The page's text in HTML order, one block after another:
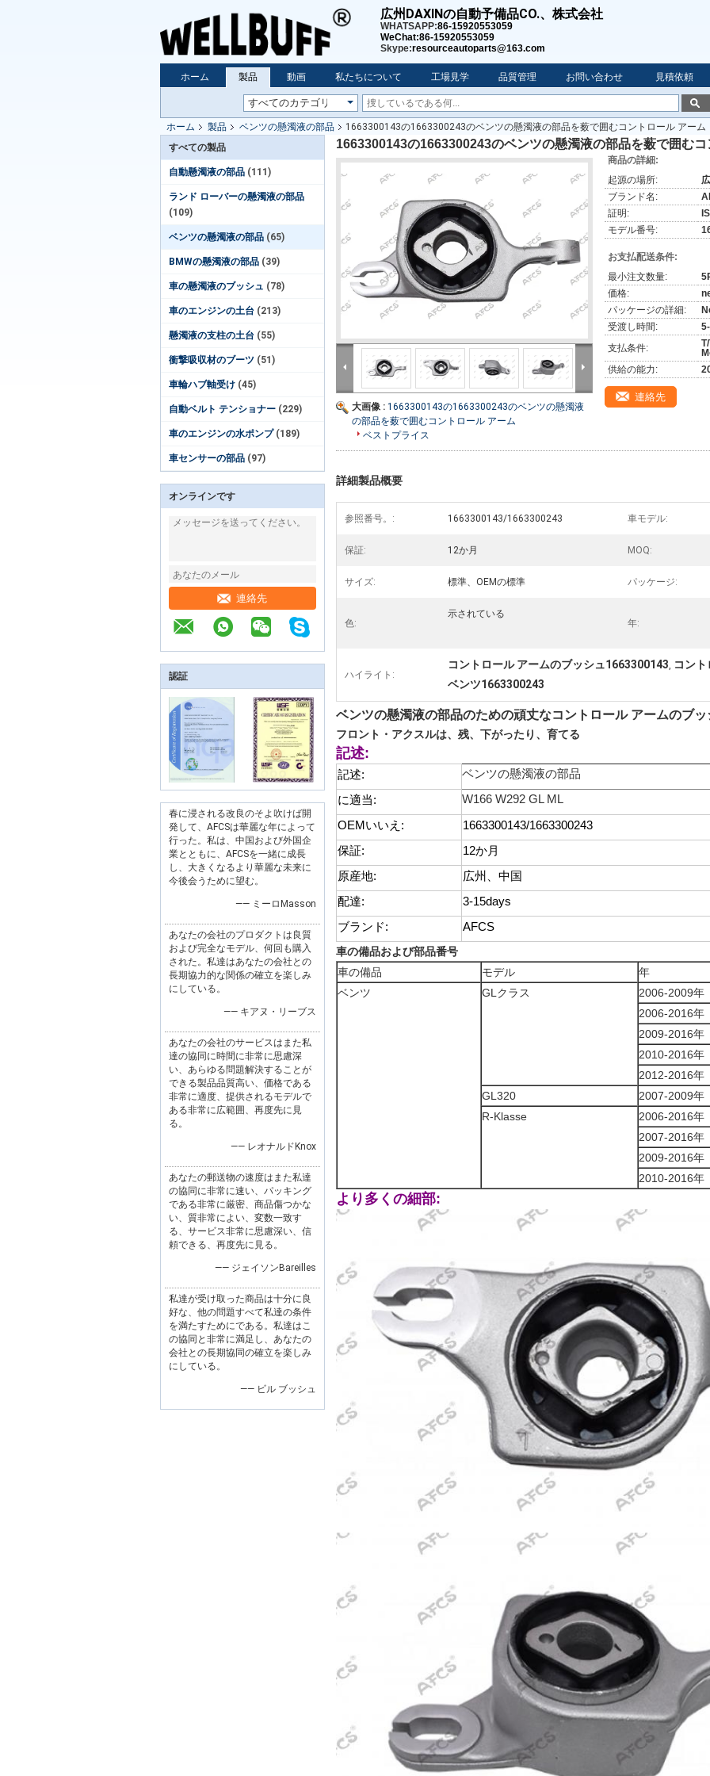
広州DAXINの自動予備品CO.、株式会社
WHATSAPP:86-15920553059
WeChat:86-15920553059
Skype:resourceautoparts@163.com
ホーム 製品 動画 私たちについて 工場見学 品質管理 お問い合わせ 見積依頼
ホーム 製品 ベンツの懸濁液の部品
1663300143の1663300243のベンツの懸濁液の部品を薮で囲むコントロール アーム
すべての製品
自動懸濁液の部品 (111)
ランド ローバーの懸濁液の部品
(109)
ベンツの懸濁液の部品 (65)
BMWの懸濁液の部品 (39)
車の懸濁液のブッシュ (78)
車のエンジンの土台 (213)
懸濁液の支柱の土台 (55)
衝撃吸収材のブーツ (51)
車輪ハブ軸受け (45)
自動ベルト テンショナー (229)
車のエンジンの水ポンプ (189)
車センサーの部品 (97)
オンラインです
連絡先
認証
春に浸される改良のそよ吹けば開
発して、AFCSは華麗な年によって
行った。私は、中国および外国企
業とともに、AFCSを一緒に成長
し、大きくなるより華麗な未来に
今後会うために望む。
—— ミーロMasson
あなたの会社のプロダクトは良質
および完全なモデル、何回も購入
された。私達はあなたの会社との
長期協力的な関係の確立を楽しみ
にしている。
—— キアヌ・リーブス
あなたの会社のサービスはまた私
達の協同に時間に非常に思慮深
い、あらゆる問題解決することが
できる製品品質高い、価格である
非常に適度、提供されるモデルで
ある非常に広範囲、再度先に見
る。
—— レオナルドKnox
あなたの郵送物の速度はまた私達
の協同に非常に速い、パッキング
である非常に厳密、商品傷つかな
い、質非常によい、変数一致す
る、サービス非常に思慮深い、信
頼できる、再度先に見る。
—— ジェイソンBareilles
私達が受け取った商品は十分に良
好な、他の問題すべて私達の条件
を満たすためにである。私達はこ
の協同と非常に満足し、あなたの
会社との長期協同の確立を楽しみ
にしている。
—— ビル ブッシュ
1663300143の1663300243のベンツの懸濁液の部品を薮で囲む
大画像 : 1663300143の1663300243のベンツの懸濁液
の部品を薮で囲むコントロール アーム
ベストプライス
商品の詳細:
起源の場所:
ブランド名:
証明:
モデル番号:
お支払配送条件:
最小注文数量:
価格:
パッケージの詳細:
受渡し時間:
支払条件:
供給の能力:
連絡先
詳細製品概要
参照番号。: 1663300143/1663300243 車モデル:
保証: 12か月 MOQ:
サイズ: 標準、OEMの標準 パッケージ:
色:
示されている
年:
ハイライト:
コントロール アームのブッシュ1663300143, コン
ベンツ1663300243
ベンツの懸濁液の部品のための頑丈なコントロール アームのブ
フロント・アクスルは、残、下がったり、育てる
記述:
記述:
ベンツの懸濁液の部品
に適当:
W166 W292 GL ML
OEMいいえ:
1663300143/1663300243
保証:
12か月
原産地:
広州、中国
配達:
3-15days
ブランド:
AFCS
車の備品および部品番号
車の備品
モデル
年
ベンツ
GLクラス
2006-2009年
2006-2016年
2009-2016年
2010-2016年
2012-2016年
GL320
2007-2009年
R-Klasse
2006-2016年
2007-2016年
2009-2016年
2010-2016年
より多くの細部: